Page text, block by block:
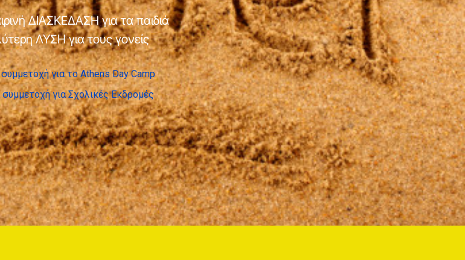
ΔΙΑΣΚΕΔΑΣΗ για τα παιδιά
ΛΥΣΗ για τους γονείς
για το Athens Day Camp
για Σχολικές Εκδρομές